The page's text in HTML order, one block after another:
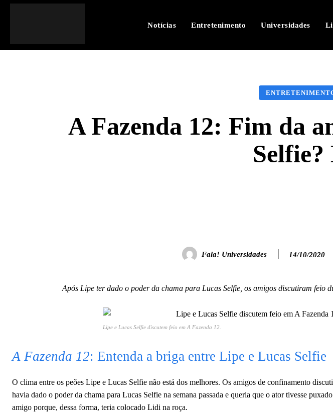
Notícias Entretenimento Universidades
A Fazenda 12: Fim da
Fala! Universidades 14/10/2020
Após Lipe ter dado o poder da chama para Lucas Selfie, os amigos discutiram feio
Lipe e Lucas Selfie discutem feio em A Fazenda 12
A Fazenda 12: Entenda a briga entre Lipe e Lucas Selfie
O clima entre os peões Lipe e Lucas Selfie não está dos melhores. Os amigos de confinamento
havia dado o poder da chama para Lucas Selfie na semana passada e queria que o ator tivesse
amigo porque, dessa forma, teria colocado Lidi na roça.